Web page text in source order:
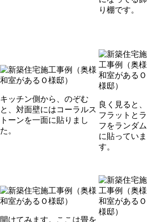
り棚です。
キッチン側から、のぞむ
と、対面壁にはコーラルス
トーンを一面に貼りまし
た。
良く見ると、
フラットとラ
フをランダム
に貼っていま
す。
開けてみます。ここは畳を